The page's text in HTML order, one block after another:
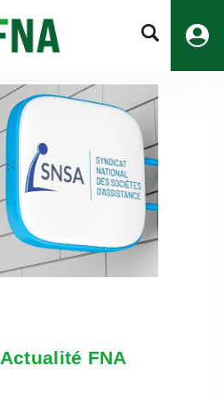
Actualité FNA